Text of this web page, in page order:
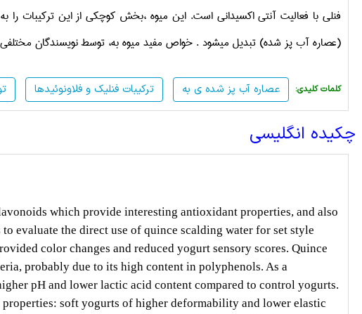
فنلی با فعالیت آنتی اکسیدانی است. این میوه ،بخش کوچکی از این
(عصاره آب پز شده) تبدیل میشود . خواص مفید میوه به، توسط نویسندگان
ترکیبات فنلیک و فلاونوئیدها عصاره آب پز شده ی به :کلمات کلیدی
چکیده انگلیسی
which provide interesting antioxidant properties, and also
evaluate the direct use of quince scalding water for set style
color changes and reduced yogurt sensory scores. Quince
probably due to its high content in polyphenols. As a
pH and lower lactic acid content compared to control yogurts.
soft yogurts of higher deformability and lower elastic